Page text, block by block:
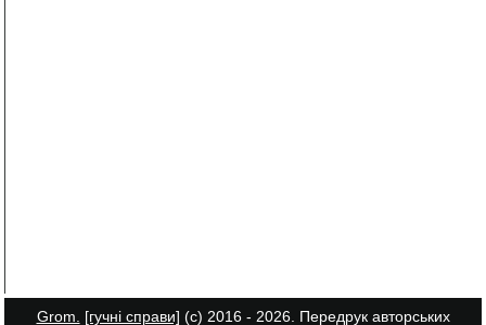
Grom. [гучні справи] (с) 2016 - 2026. Передрук авторських